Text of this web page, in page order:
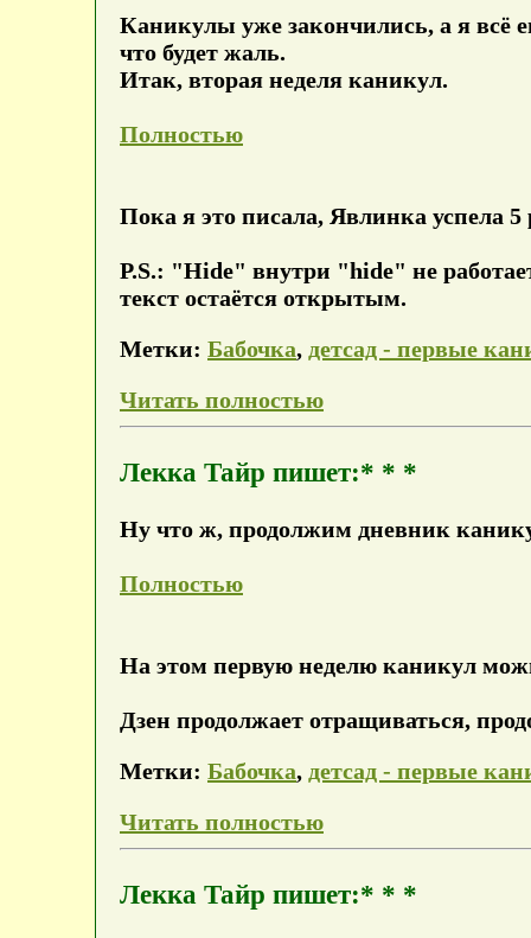
Каникулы уже закончились, а я всё
что будет жаль.
Итак, вторая неделя каникул.
Полностью
Пока я это писала, Явлинка успела 5
P.S.: "Hide" внутри "hide" не
текст остаётся открытым.
Метки: Бабочка, детсад - первые
Читать полностью
Лекка Тайр пишет:* * *
Ну что ж, продолжим дневник
Полностью
На этом первую неделю каникул
Дзен продолжает отращиваться,
Метки: Бабочка, детсад - первые
Читать полностью
Лекка Тайр пишет:* * *